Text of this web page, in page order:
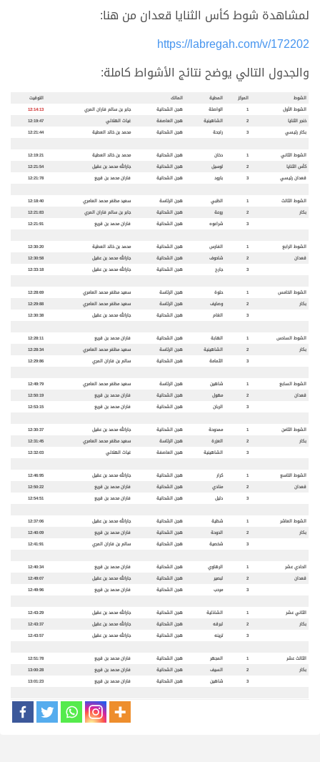
لمشاهدة شوط كأس الثنايا قعدان من هنا:
https://labregah.com/v/172202
والجدول التالي يوضح نتائج الأشواط كاملة:
الشوط المركز المطية المالك
التوقيت
الشوط الأول
1 الواصلة هجن الشحانية جابر بن سالم فاران المري
12:14:13
خنجر الثنايا
2 الشاهينية هجن العاصفة غياث الهلالي
12:19:47
بكار رئيسي
3 راجحة هجن الشحانية محمد بن خالد العطية 12:21:44
الشوط الثاني 1 دخان هجن الشحانية محمد بن خالد العطية
12:19:21
كأس الثنايا
2 لوسيل هجن الشحانية جارالله محمد بن عقيل
12:21:54
قعدان رئيسي
3 بارود هجن الشحانية فاران محمد بن قريع 12:21:78
الشوط الثالث 1 الظبي هجن الرئاسة سعيد مظفر محمد العامري
12:18:40
بكار
2 روعة هجن الشحانية جابر بن سالم فاران المري
12:21:83
3
شراعوه هجن الشحانية فاران محمد بن قريع 12:21:91
الشوط الرابع 1 الفارس هجن الشحانية محمد بن خالد العطية
12:30:20
قعدان
2 شاحوف هجن الشحانية جارالله محمد بن عقيل
12:30:58
3
جارح هجن الشحانية جارالله محمد بن عقيل 12:33:18
الشوط الخامس 1 حلوة هجن الرئاسة سعيد مظفر محمد العامري
12:28:69
بكار
2 وصايف هجن الرئاسة سعيد مظفر محمد العامري
12:29:88
3
الغام هجن الشحانية جارالله محمد بن عقيل 12:30:38
الشوط السادس 1 الهابة هجن الشحانية فاران محمد بن قريع
12:28:11
بكار
2 الشاهينية هجن الرئاسة سعيد مظفر محمد العامري
12:28:34
3
الثمامة هجن الشحانية سالم بن فاران المري 12:29:86
الشوط السابع 1 شاهين هجن الرئاسة سعيد مظفر محمد العامري
12:49:79
قعدان
2 مهول هجن الشحانية فاران محمد بن قريع
12:50:19
3
الربان هجن الشحانية فاران محمد بن قريع 12:53:15
الشوط الثامن 1 ممدوحة هجن الشحانية جارالله محمد بن عقيل
12:30:37
بكار
2 العزرة هجن الرئاسة سعيد مظفر محمد العامري
12:31:45
3
الشاهينية هجن العاصفة غياث الهلالي 12:32:03
الشوط التاسع 1 كرار هجن الشحانية جارالله محمد بن عقيل
12:46:95
قعدان
2 منادي هجن الشحانية فاران محمد بن قريع
12:50:22
3
دليل هجن الشحانية فاران محمد بن قريع 12:54:51
الشوط العاشر 1 شظية هجن الشحانية جارالله محمد بن عقيل
12:37:06
بكار
2 الدوحة هجن الشحانية فاران محمد بن قريع
12:40:09
3
شخصية هجن الشحانية سالم بن فاران المري 12:41:91
الحادي عشر 1 الرهاوي هجن الشحانية فاران محمد بن قريع
12:40:34
قعدان
2 لبصير هجن الشحانية جارالله محمد بن عقيل
12:49:07
3
مرحب هجن الشحانية فاران محمد بن قريع 12:49:96
الثاني عشر 1 الشاذلية هجن الشحانية جارالله محمد بن عقيل
12:43:29
بكار
2 لبرقه هجن الشحانية جارالله محمد بن عقيل
12:43:37
3
ترينه هجن الشحانية جارالله محمد بن عقيل 12:43:57
الثالث عشر 1 المجهر هجن الشحانية فاران محمد بن قريع
12:51:78
بكار
2 السيف هجن الشحانية فاران محمد بن قريع
13:00:28
3
شاهين هجن الشحانية فاران محمد بن قريع 13:01:23